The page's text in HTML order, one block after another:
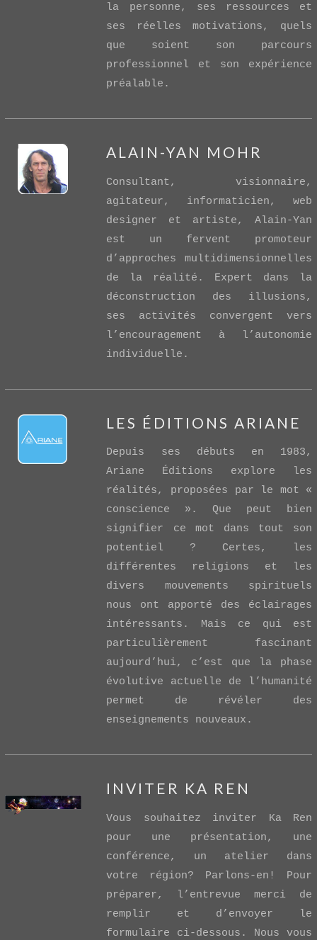
la personne, ses ressources et
ses réelles motivations, quels
que soient son parcours
professionnel et son expérience
préalable.
ALAIN-YAN MOHR
Consultant, visionnaire,
agitateur, informaticien, web
designer et artiste, Alain-Yan
est un fervent promoteur
d’approches multidimensionnelles
de la réalité. Expert dans la
déconstruction des illusions,
ses activités convergent vers
l’encouragement à l’autonomie
individuelle.
LES ÉDITIONS ARIANE
Depuis ses débuts en 1983,
Ariane Éditions explore les
réalités, proposées par le mot «
conscience ». Que peut bien
signifier ce mot dans tout son
potentiel ? Certes, les
différentes religions et les
divers mouvements spirituels
nous ont apporté des éclairages
intéressants. Mais ce qui est
particulièrement fascinant
aujourd’hui, c’est que la phase
évolutive actuelle de l’humanité
permet de révéler des
enseignements nouveaux.
INVITER KA REN
Vous souhaitez inviter Ka Ren
pour une présentation, une
conférence, un atelier dans
votre région? Parlons-en! Pour
préparer, l’entrevue merci de
remplir et d’envoyer le
formulaire ci-dessous. Nous vous